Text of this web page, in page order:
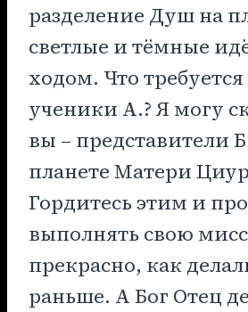
разделение Душ на
светлые и тёмные
ходом. Что требуется
ученики А.? Я могу
вы – представители
планете Матери
Гордитесь этим и
выполнять свою
прекрасно, как
раньше. А Бог Отец